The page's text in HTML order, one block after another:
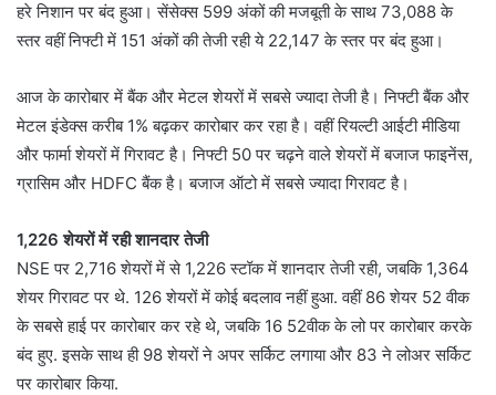
हरे निशान पर बंद हुआ। सेंसेक्स 599 अंकों की मजबूती के साथ 73,088 के
स्तर वहीं निफ्टी में 151 अंकों की तेजी रही ये 22,147 के स्तर पर बंद हुआ।
आज के कारोबार में बैंक और मेटल शेयरों में सबसे ज्यादा तेजी है। निफ्टी बैंक और
मेटल इंडेक्स करीब 1% बढ़कर कारोबार कर रहा है। वहीं रियल्टी आईटी मीडिया
और फार्मा शेयरों में गिरावट है। निफ्टी 50 पर चढ़ने वाले शेयरों में बजाज फाइनेंस,
ग्रासिम और HDFC बैंक है। बजाज ऑटो में सबसे ज्यादा गिरावट है।
1,226 शेयरों में रही शानदार तेजी
NSE पर 2,716 शेयरों में से 1,226 स्‍टॉक में शानदार तेजी रही, जबकि 1,364
शेयर गिरावट पर थे. 126 शेयरों में कोई बदलाव नहीं हुआ. वहीं 86 शेयर 52 वीक
के सबसे हाई पर कारोबार कर रहे थे, जबकि 16 52वीक के लो पर कारोबार करके
बंद हुए. इसके साथ ही 98 शेयरों ने अपर सर्किट लगाया और 83 ने लोअर सर्किट
पर कारोबार किया.